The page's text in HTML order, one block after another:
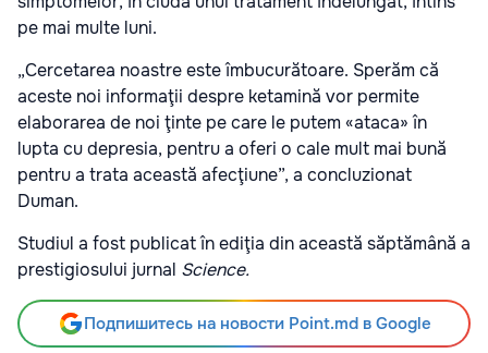
pe mai multe luni.
„Cercetarea noastre este îmbucurătoare. Sperăm că
aceste noi informaţii despre ketamină vor permite
elaborarea de noi ţinte pe care le putem «ataca» în
lupta cu depresia, pentru a oferi o cale mult mai bună
pentru a trata această afecţiune”, a concluzionat
Duman.
Studiul a fost publicat în ediţia din această săptămână a
prestigiosului jurnal Science.
Подпишитесь на новости Point.md в Google